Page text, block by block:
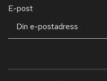
E-post